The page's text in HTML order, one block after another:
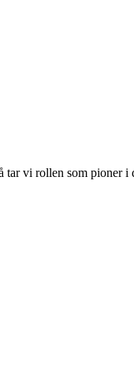
tar vi rollen som pioner